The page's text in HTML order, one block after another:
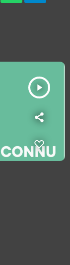
play_arrow